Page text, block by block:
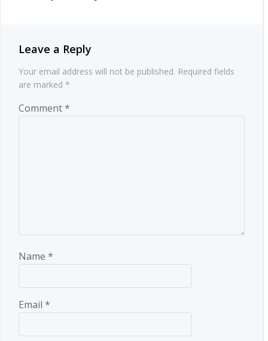
Leave a Reply
Your email address will not be published. Required fields
are marked *
Comment*
Name *
Email *